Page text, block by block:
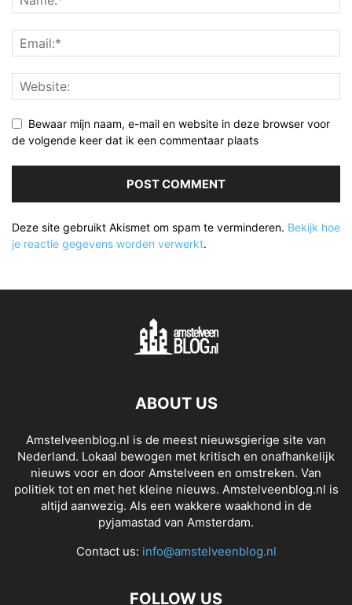
Bewaar mijn naam, e-mail en website in deze browser voor
de volgende keer dat ik een commentaar plaats
Deze site gebruikt Akismet om spam te verminderen. Bekijk hoe
je reactie gegevens worden verwerkt.
ABOUT US
Amstelveenblog.nl is de meest nieuwsgierige site van
Nederland. Lokaal bewogen met kritisch en onafhankelijk
nieuws voor en door Amstelveen en omstreken. Van
politiek tot en met het kleine nieuws. Amstelveenblog.nl is
altijd aanwezig. Als een wakkere waakhond in de
pyjamastad van Amsterdam.
Contact us: info@amstelveenblog.nl
FOLLOW US